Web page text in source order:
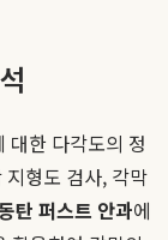
대한 다각도의 정
형도 검사, 각막
탄 퍼스트 안과에